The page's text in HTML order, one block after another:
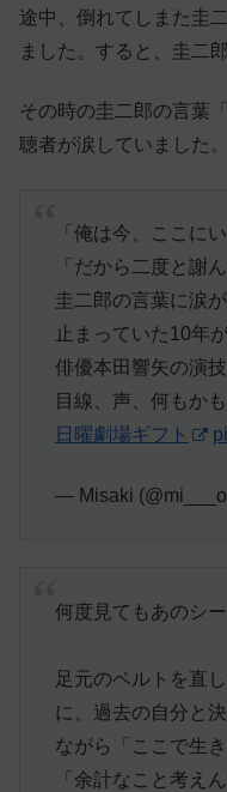
途中、倒れてしまた圭
ました。すると、圭二
その時の圭二郎の言葉
聴者が涙していました
「俺は今、ここに
「だから二度と謝ん
圭二郎の言葉に涙が
止まっていた10年
俳優本田響矢の演
目線、声、何もか
日曜劇場ギフト
— Misaki
何度見てもあのシ
足元のベルトを直
に、過去の自分と
ながら「ここで生
「余計なこと考え